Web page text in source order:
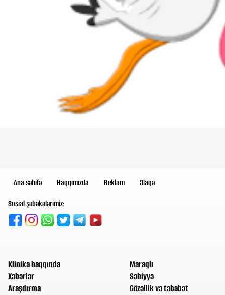
Ana səhifə Haqqımızda Reklam
Əlaqə
Sosial şəbəkələrimiz:
Klinika haqqında
Xəbərlər
Araşdırma
Maraqlı
Səhiyyə
Gözəllik və təbabət